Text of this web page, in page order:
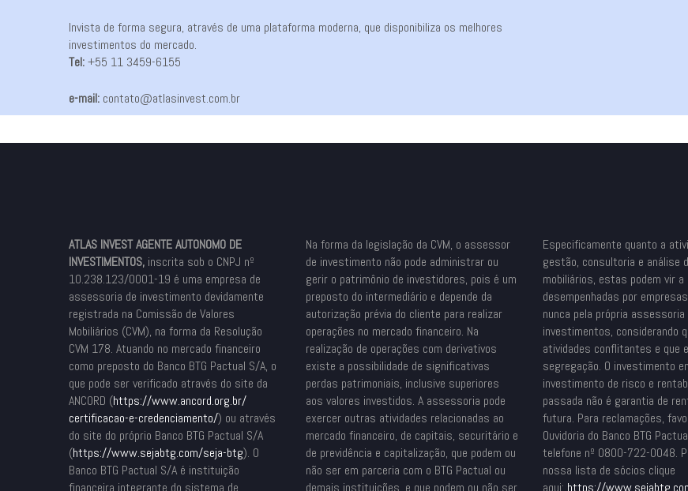
Invista de forma segura, através de uma plataforma moderna, que disponibiliza os melhores
investimentos do mercado.
Tel:+55 11 3459-6155
e-mail: contato@atlasinvest.com.br
ATLAS INVEST AGENTE AUTONOMO DE
INVESTIMENTOS, inscrita sob o CNPJ nº
10.238.123/0001-19 é uma empresa de
assessoria de investimento devidamente
registrada na Comissão de Valores
Mobiliários (CVM), na forma da Resolução
CVM 178. Atuando no mercado financeiro
como preposto do Banco BTG Pactual S/A, o
que pode ser verificado através do site da
ANCORD (https://www.ancord.org.br/
certificacao-e-credenciamento/) ou através
do site do próprio Banco BTG Pactual S/A
(https://www.sejabtg.com/seja-btg). O
Banco BTG Pactual S/A é instituição
financeira integrante do sistema de
Na forma da legislação da CVM, o assessor
de investimento não pode administrar ou
gerir o patrimônio de investidores, pois é um
preposto do intermediário e depende da
autorização prévia do cliente para realizar
operações no mercado financeiro. Na
realização de operações com derivativos
existe a possibilidade de significativas
perdas patrimoniais, inclusive superiores
aos valores investidos. A assessoria pode
exercer outras atividades relacionadas ao
mercado financeiro, de capitais, securitário e
de previdência e capitalização, que podem ou
não ser em parceria com o BTG Pactual ou
demais instituições, e que podem ou não ser
Especificamente quanto a
gestão, consultoria e análise
mobiliários, estas podem vir
desempenhadas por
nunca pela própria assessoria
investimentos, considerando
atividades conflitantes e que
segregação. O investimento
investimento de risco e
passada não é garantia de
futura. Para reclamações,
Ouvidoria do Banco BTG
telefone nº 0800-722-0048.
nossa lista de sócios clique
aqui: https://